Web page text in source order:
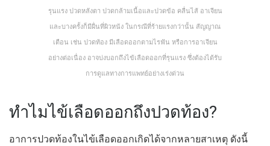
รุนแรง ปวดหลังตา ปวดกล้ามเนื้อและปวดข้อ คลื่นไส้ อาเจียน
และบางครั้งก็มีผื่นที่ผิวหนัง ในกรณีที่ร้ายแรงกว่านั้น สัญญาณ
เตือน เช่น ปวดท้อง มีเลือดออกตามไรฟัน หรือการอาเจียน
อย่างต่อเนื่อง อาจบ่งบอกถึงไข้เลือดออกที่รุนแรง ซึ่งต้องได้รับ
การดูแลทางการแพทย์อย่างเร่งด่วน
ทำไมไข้เลือดออกถึงปวดท้อง?
อาการปวดท้องในไข้เลือดออกเกิดได้จากหลายสาเหตุ ดังนี้